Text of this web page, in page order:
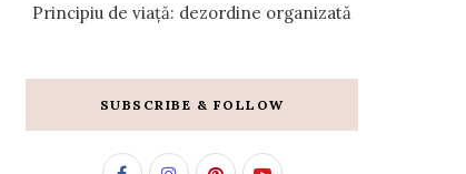
Principiu de viață: dezordine organizată
SUBSCRIBE & FOLLOW